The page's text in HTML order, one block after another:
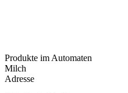
Produkte im Automaten
Milch
Adresse